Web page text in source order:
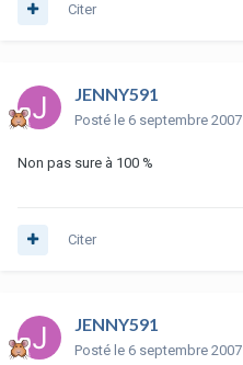
Citer
JENNY591
Posté le 6 septembre 2007
Non pas sure à 100 %
Citer
JENNY591
Posté le 6 septembre 2007